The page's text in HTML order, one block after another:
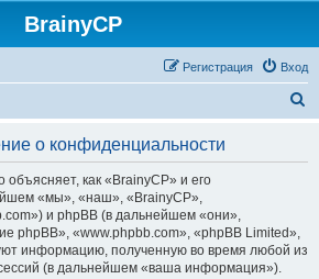
BrainyCP
Вход
Регистрация
о конфиденциальности
как «BrainyCP» и его
«мы», «наш», «BrainyCP»,
и phpBB (в дальнейшем «они»,
phpBB», «www.phpbb.com», «phpBB Limited»,
информацию, полученную во время любой из
(в дальнейшем «ваша информация»).